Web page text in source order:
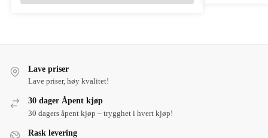
Lave priser
Lave priser, høy kvalitet!
30 dager Åpent kjøp
30 dagers åpent kjøp – trygghet i hvert kjøp!
Rask levering